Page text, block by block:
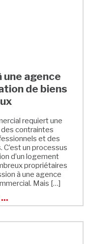
une agence
de biens
requiert une
des contraintes
et des
un processus
d’un logement
propriétaires
à une agence
Mais […]